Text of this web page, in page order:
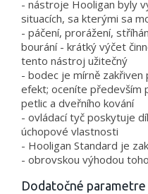
- nástroje Hooligan byly
situacích, sa kterými sa
- páčení, prorážení,
bourání - krátký výčet
tento nástroj užitečný
- bodec je mírně zakřiven
efekt; oceníte především
petlic a dveřního kování
- ovládací tyč poskytuje
úchopové vlastnosti
- Hooligan Standard je
- obrovskou výhodou
Dodatočné parametre